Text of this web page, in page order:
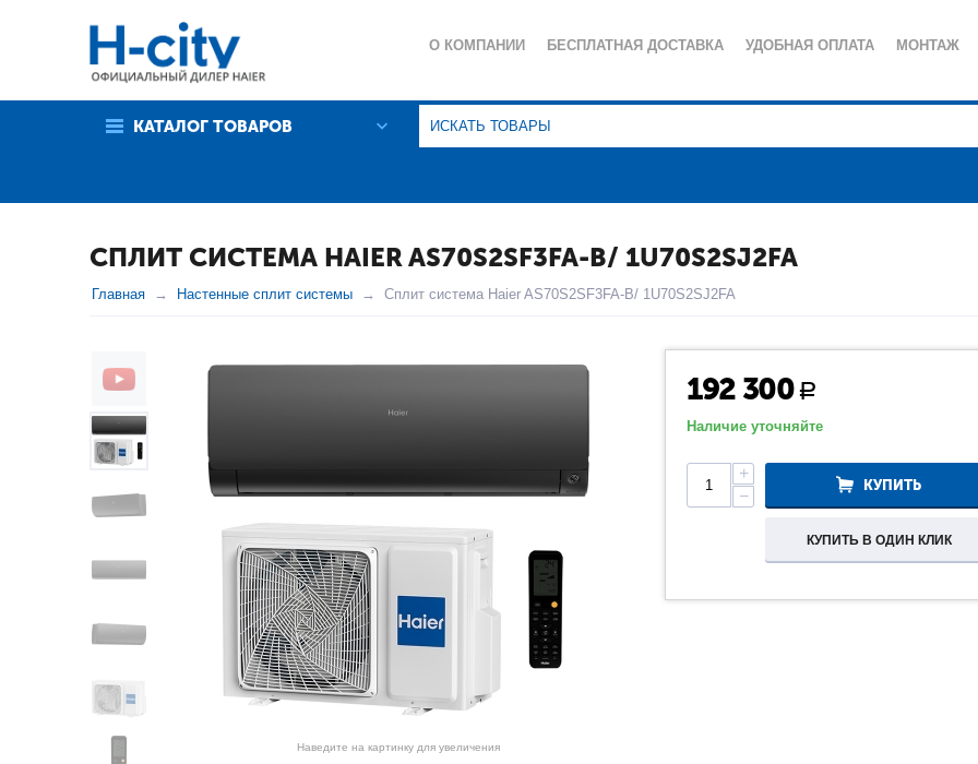
О КОМПАНИИ БЕСПЛАТНАЯ ДОСТАВКА УДОБНАЯ ОПЛАТА МОНТАЖ
КАТАЛОГ ТОВАРОВ
СПЛИТ СИСТЕМА HAIER AS70S2SF3FA-B/ 1U70S2SJ2FA
Главная Настенные сплит системы Сплит система Haier AS70S2SF3FA-B/ 1U70S2SJ2FA
Наведите на картинку для увеличения
192 300 Р
Наличие уточняйте
+
−
КУПИТЬ
КУПИТЬ В ОДИН КЛИК